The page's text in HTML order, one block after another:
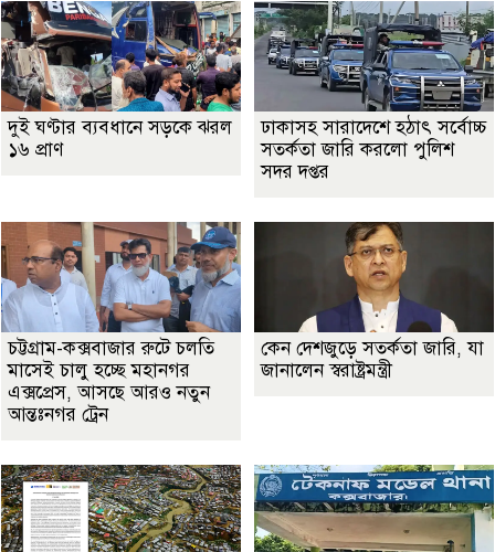
দুই ঘণ্টার ব্যবধানে সড়কে ঝরল
১৬ প্রাণ
ঢাকাসহ সারাদেশে হঠাৎ সর্বোচ্চ
সতর্কতা জা‌রি করলো পুলিশ
সদর দপ্তর
চট্টগ্রাম-কক্সবাজার রুটে চলতি
মাসেই চালু হচ্ছে মহানগর
এক্সপ্রেস, আসছে আরও নতুন
আন্তঃনগর ট্রেন
কেন দেশজুড়ে সতর্কতা জারি, যা
জানালেন স্বরাষ্ট্রমন্ত্রী